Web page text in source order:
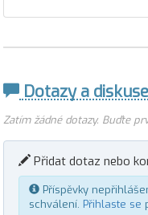
Dotazy a diskuse
Zatím žádné dotazy. Buďte
Přidat dotaz nebo
Příspěvky
schválení. Přihlaste se